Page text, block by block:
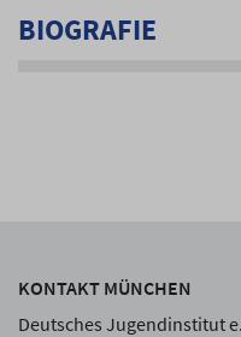
BIOGRAFIE
KONTAKT MÜNCHEN
Deutsches Jugendinstitut